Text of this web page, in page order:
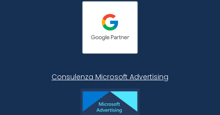
Consulenza Microsoft Advertising